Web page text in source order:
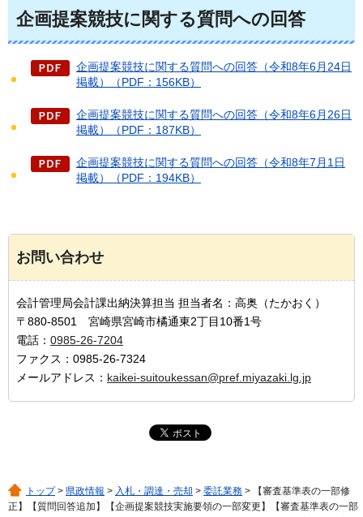
企画提案競技に関する質問への回答
企画提案競技に関する質問への回答（令和8年6月24日
掲載）（PDF：156KB）
企画提案競技に関する質問への回答（令和8年6月26日
掲載）（PDF：187KB）
企画提案競技に関する質問への回答（令和8年7月1日
掲載）（PDF：194KB）
お問い合わせ
会計管理局会計課出納決算担当 担当者名：高奥（たかおく）
〒880-8501 宮崎県宮崎市橘通東2丁目10番1号
電話： 0985-26-7204
ファクス：0985-26-7324
メールアドレス： kaikei-suitoukessan@pref.miyazaki.lg.jp
トップ> 県政情報 > 入札・調達・売却 > 委託業務 > 【審査基準表の一部修
正】【質問回答追加】【企画提案競技実施要領の一部変更】【審査基準表の一部